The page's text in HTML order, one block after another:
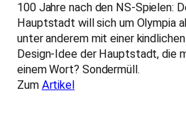
100 Jahre nach den NS-Spielen:
Hauptstadt will sich um Olympia
unter anderem mit einer
Design-Idee der Hauptstadt, die
einem Wort? Sondermüll.
Zum Artikel